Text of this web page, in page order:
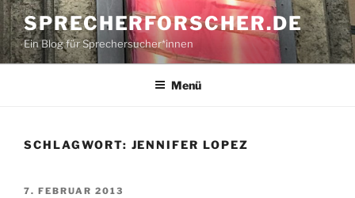
Zum
Inhalt
springen
SPRECHERFORSCHER.DE
Ein Blog für Sprechersucher*innen
Menü
SCHLAGWORT: JENNIFER LOPEZ
VERÖFFENTLICHT
7. FEBRUAR 2013